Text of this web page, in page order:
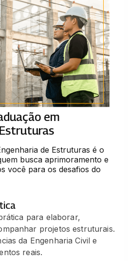
em
de Estruturas é o
busca aprimoramento e
você para os desafios do
para elaborar,
projetos estruturais.
da Engenharia Civil e
reais.